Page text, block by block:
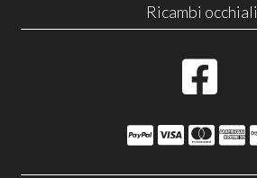
Ricambi occhiali